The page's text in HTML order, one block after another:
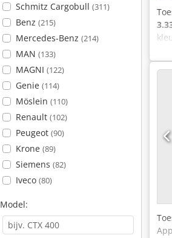
Schmitz Cargobull (311)
Benz (215)
Mercedes-Benz (214)
MAN (133)
MAGNI (122)
Genie (114)
Möslein (110)
Renault (102)
Peugeot (90)
Krone (89)
Siemens (82)
Iveco (80)
Model: